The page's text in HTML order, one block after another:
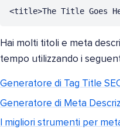
<title>The Title Goes
Hai molti titoli e meta
tempo utilizzando i
Generatore di Tag Title
Generatore di Meta
I migliori strumenti per